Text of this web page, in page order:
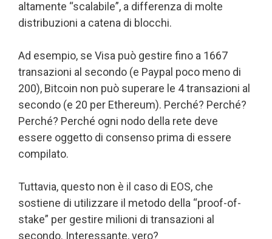
altamente “scalabile”, a differenza di molte
distribuzioni a catena di blocchi.
Ad esempio, se Visa può gestire fino a 1667
transazioni al secondo (e Paypal poco meno di
200), Bitcoin non può superare le 4 transazioni al
secondo (e 20 per Ethereum). Perché? Perché?
Perché? Perché ogni nodo della rete deve
essere oggetto di consenso prima di essere
compilato.
Tuttavia, questo non è il caso di EOS, che
sostiene di utilizzare il metodo della “proof-of-
stake” per gestire milioni di transazioni al
secondo. Interessante, vero?